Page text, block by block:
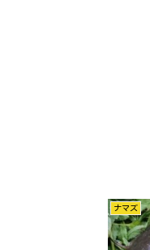
ナマズ